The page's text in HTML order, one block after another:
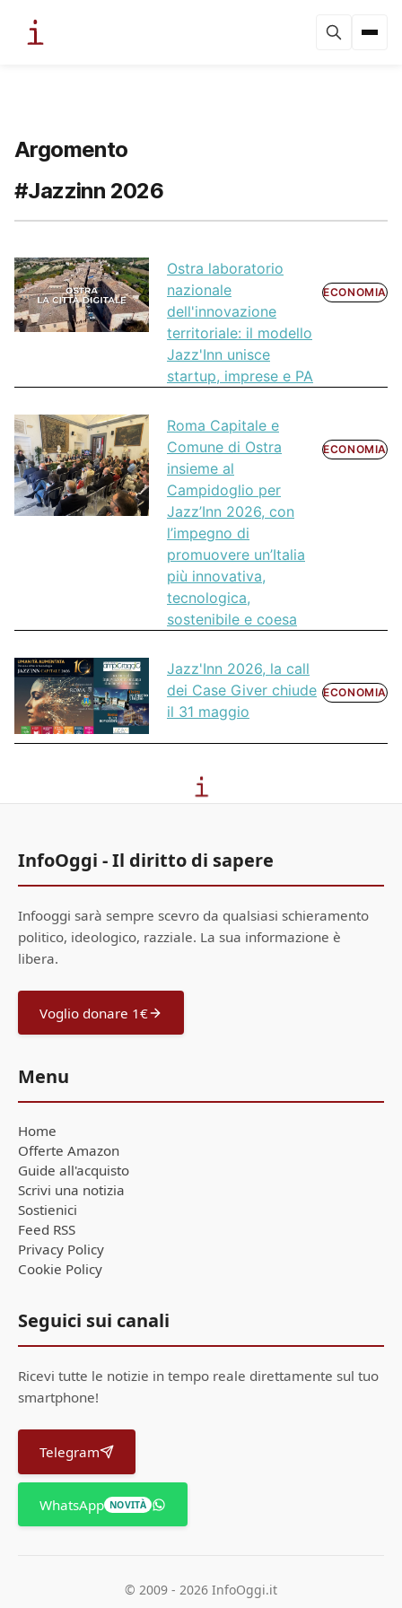
Argomento
#Jazzinn 2026
Ostra laboratorio
nazionale
dell'innovazione
territoriale: il modello
Jazz'Inn unisce
startup, imprese e PA
ECONOMIA
Roma Capitale e
Comune di Ostra
insieme al
Campidoglio per
Jazz’Inn 2026, con
l’impegno di
promuovere un’Italia
più innovativa,
tecnologica,
sostenibile e coesa
ECONOMIA
Jazz'Inn 2026, la call
dei Case Giver chiude
il 31 maggio
ECONOMIA
InfoOggi - Il diritto di sapere
Infooggi sarà sempre scevro da qualsiasi schieramento
politico, ideologico, razziale. La sua informazione è
libera.
Voglio donare 1€
Menu
Home
Offerte Amazon
Guide all'acquisto
Scrivi una notizia
Sostienici
Feed RSS
Privacy Policy
Cookie Policy
Seguici sui canali
Ricevi tutte le notizie in tempo reale direttamente sul tuo
smartphone!
Telegram
WhatsApp NOVITÀ
© 2009 - 2026 InfoOggi.it